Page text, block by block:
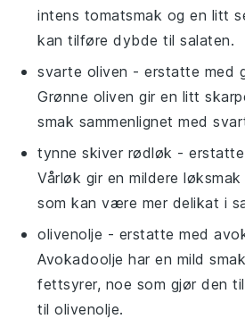
intens tomatsmak og en litt
kan tilføre dybde til salaten.
svarte oliven - erstatte med
Grønne oliven gir en litt
smak sammenlignet med
tynne skiver rødløk -
Vårløk gir en mildere
som kan være mer delikat i
olivenolje - erstatte med
Avokadoolje har en mild
fettsyrer, noe som gjør den
til olivenolje.